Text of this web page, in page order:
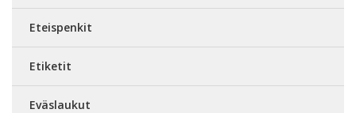
Eteispenkit
Etiketit
Eväslaukut